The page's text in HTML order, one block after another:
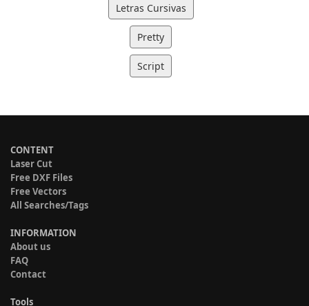
Letras Cursivas
Pretty
Script
CONTENT
Laser Cut
Free DXF Files
Free Vectors
All Searches/Tags
INFORMATION
About us
FAQ
Contact
Tools